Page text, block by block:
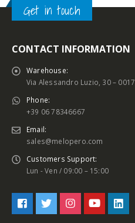
Get in touch
CONTACT INFORMATION
Warehouse:
Via Alessandro Luzio, 30 –
Phone:
+39 06 78346667
Email:
sales@melopero.com
Customers Support:
Lun - Ven / 09:00 – 15:00